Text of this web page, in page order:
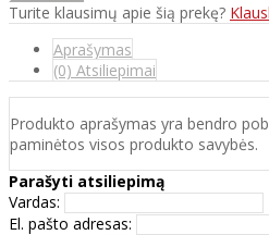
Turite klausimų apie šią prekę?
Aprašymas
(0) Atsiliepimai
Produkto aprašymas yra bendro
paminėtos visos produkto savybės.
Parašyti atsiliepimą
Vardas:
El. pašto adresas: